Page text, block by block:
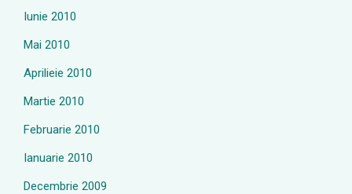
Iunie 2010
Mai 2010
Aprilieie 2010
Martie 2010
Februarie 2010
Ianuarie 2010
Decembrie 2009